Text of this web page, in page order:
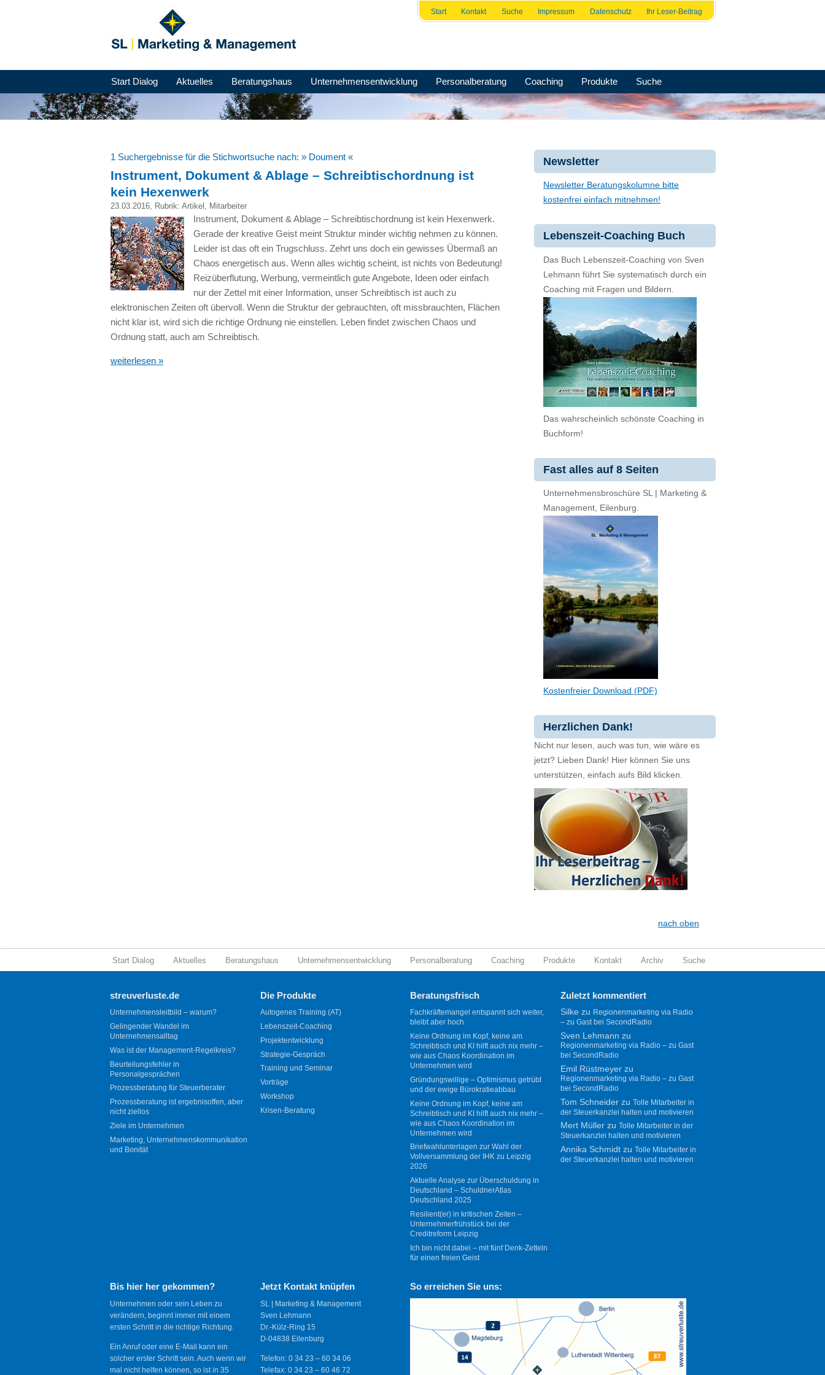
Start Kontakt Suche Impressum Datenschutz Ihr Leser-Beitrag
Start Dialog Aktuelles Beratungshaus Unternehmensentwicklung Personalberatung Coaching Produkte Suche
1 Suchergebnisse für die Stichwortsuche nach: » Doument «
Instrument, Dokument & Ablage – Schreibtischordnung ist
kein Hexenwerk
23.03.2016, Rubrik: Artikel , Mitarbeiter
Instrument, Dokument & Ablage – Schreibtischordnung ist kein Hexenwerk.
Gerade der kreative Geist meint Struktur minder wichtig nehmen zu können.
Leider ist das oft ein Trugschluss. Zehrt uns doch ein gewisses Übermaß an
Chaos energetisch aus. Wenn alles wichtig scheint, ist nichts von Bedeutung!
Reizüberflutung, Werbung, vermeintlich gute Angebote, Ideen oder einfach
nur der Zettel mit einer Information, unser Schreibtisch ist auch zu
elektronischen Zeiten oft übervoll. Wenn die Struktur der gebrauchten, oft missbrauchten, Flächen
nicht klar ist, wird sich die richtige Ordnung nie einstellen. Leben findet zwischen Chaos und
Ordnung statt, auch am Schreibtisch.
weiterlesen »
Newsletter
Newsletter Beratungskolumne bitte
kostenfrei einfach mitnehmen!
Lebenszeit-Coaching Buch
Das Buch Lebenszeit-Coaching von Sven
Lehmann führt Sie systematisch durch ein
Coaching mit Fragen und Bildern.
Das wahrscheinlich schönste Coaching in
Buchform!
Fast alles auf 8 Seiten
Unternehmensbroschüre SL | Marketing &
Management, Eilenburg.
Kostenfreier Download (PDF)
Herzlichen Dank!
Nicht nur lesen, auch was tun, wie wäre es
jetzt? Lieben Dank! Hier können Sie uns
unterstützen, einfach aufs Bild klicken.
nach oben
Start Dialog Aktuelles Beratungshaus Unternehmensentwicklung Personalberatung Coaching Produkte Kontakt Archiv Suche
streuverluste.de
Unternehmensleitbild – warum?
Gelingender Wandel im
Unternehmensalltag
Was ist der Management-Regelkreis?
Beurteilungsfehler in
Personalgesprächen
Prozessberatung für Steuerberater
Prozessberatung ist ergebnisoffen, aber
nicht ziellos
Ziele im Unternehmen
Marketing, Unternehmenskommunikation
und Bonität
Die Produkte
Autogenes Training (AT)
Lebenszeit-Coaching
Projektentwicklung
Strategie-Gespräch
Training und Seminar
Vorträge
Workshop
Krisen-Beratung
Beratungsfrisch
Fachkräftemangel entspannt sich weiter,
bleibt aber hoch
Keine Ordnung im Kopf, keine am
Schreibtisch und KI hilft auch nix mehr –
wie aus Chaos Koordination im
Unternehmen wird
Gründungswillige – Optimismus getrübt
und der ewige Bürokratieabbau
Keine Ordnung im Kopf, keine am
Schreibtisch und KI hilft auch nix mehr –
wie aus Chaos Koordination im
Unternehmen wird
Briefwahlunterlagen zur Wahl der
Vollversammlung der IHK zu Leipzig
2026
Aktuelle Analyse zur Überschuldung in
Deutschland – SchuldnerAtlas
Deutschland 2025
Resilient(er) in kritischen Zeiten –
Unternehmerfrühstück bei der
Creditreform Leipzig
Ich bin nicht dabei – mit fünf Denk-Zetteln
für einen freien Geist
Zuletzt kommentiert
Silkezu Regionenmarketing via Radio
– zu Gast bei SecondRadio
Sven Lehmann zu
Regionenmarketing via Radio – zu Gast
bei SecondRadio
Emil Rüstmeyerzu
Regionenmarketing via Radio – zu Gast
bei SecondRadio
Tom Schneiderzu Tolle Mitarbeiter in
der Steuerkanzlei halten und motivieren
Mert Müllerzu Tolle Mitarbeiter in der
Steuerkanzlei halten und motivieren
Annika Schmidtzu Tolle Mitarbeiter in
der Steuerkanzlei halten und motivieren
Bis hier her gekommen?
Unternehmen oder sein Leben zu
verändern, beginnt immer mit einem
ersten Schritt in die richtige Richtung.
Ein Anruf oder eine E-Mail kann ein
solcher erster Schritt sein. Auch wenn wir
mal nicht helfen können, so ist in 35
Jetzt Kontakt knüpfen
SL | Marketing & Management
Sven Lehmann
Dr.-Külz-Ring 15
D-04838 Eilenburg
Telefon: 0 34 23 – 60 34 06
Telefax: 0 34 23 – 60 46 72
So erreichen Sie uns: